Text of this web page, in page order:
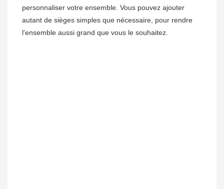
personnaliser votre ensemble. Vous pouvez ajouter
autant de sièges simples que nécessaire, pour rendre